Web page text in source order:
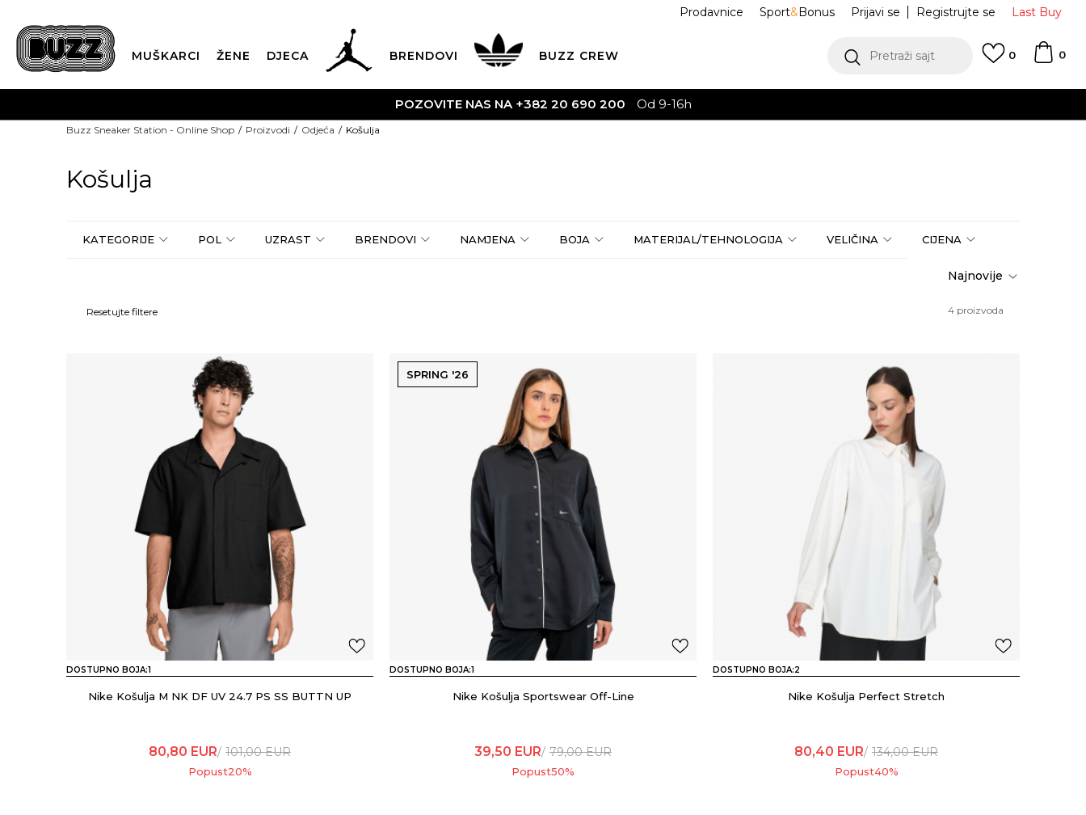
Last Buy
Prijavi se Registrujte se
Prodavnice Sport&Bonus
MUŠKARCI ŽENE DJECA BRENDOVI BUZZ CREW Pretraži sajt 0
0
POZOVITE NAS NA +382 20 690 200 Od 9-16h
Buzz Sneaker Station - Online Shop Proizvodi Odjeća Košulja
Košulja
KATEGORIJE POL UZRAST BRENDOVI NAMJENA BOJA MATERIJAL/TEHNOLOGIJA VELIČINA CIJENA
Resetujte filtere 4 proizvoda
DOSTUPNO BOJA:1
Nike Košulja M NK DF UV 24.7 PS SS BUTTN UP
80,80 EUR 101,00EUR
Popust20%
SPRING '26
DOSTUPNO BOJA:1
Nike Košulja Sportswear Off-Line
39,50 EUR 79,00EUR
Popust50%
DOSTUPNO BOJA:2
Nike Košulja Perfect Stretch
80,40 EUR 134,00EUR
Popust40%